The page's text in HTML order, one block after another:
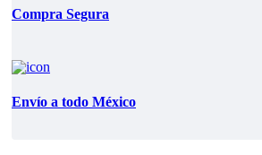
Compra Segura
Envío a todo México